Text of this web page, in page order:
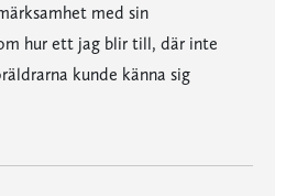
med sin
hur ett jag blir till, där inte
kunde känna sig